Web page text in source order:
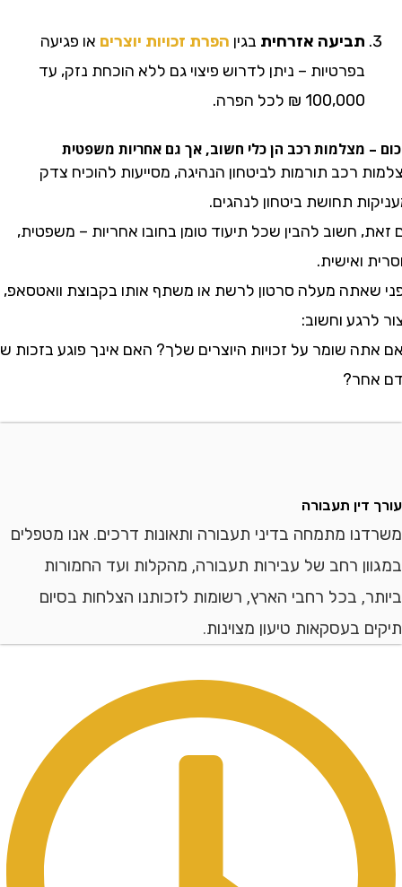
תביעה אזרחיתבגין הפרת זכויות יוצריםאו פגיעה
בפרטיות – ניתן לדרוש פיצוי גם ללא הוכחת נזק, עד
100,000 ₪ לכל הפרה.
מצלמות רכב הן כלי חשוב, אך גם אחריות משפטית
רכב תורמות לביטחון הנהיגה, מסייעות להוכיח צדק
תחושת ביטחון לנהגים.
חשוב להבין שכל תיעוד טומן בחובו אחריות – משפטית,
ואישית.
מעלה סרטון לרשת או משתף אותו בקבוצת וואטסאפ,
וחשוב:
שומר על זכויות היוצרים שלך? האם אינך פוגע בזכות של
תעבורה
מתמחה בדיני תעבורה ותאונות דרכים. אנו מטפלים
רחב של עבירות תעבורה, מהקלות ועד החמורות
בכל רחבי הארץ, רשומות לזכותנו הצלחות בסיום
בעסקאות טיעון מצוינות.